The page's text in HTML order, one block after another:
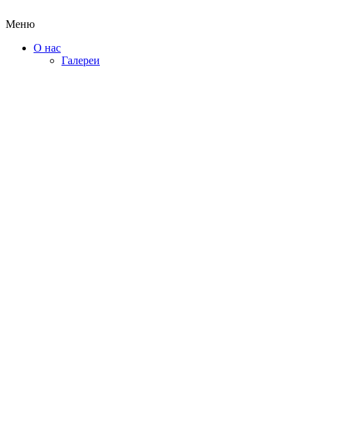
Меню
О нас
Галереи